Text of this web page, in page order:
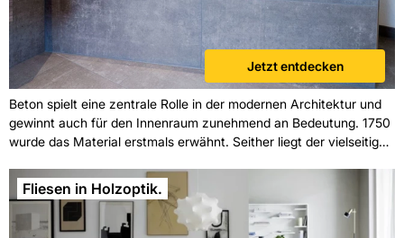
Jetzt entdecken
Beton spielt eine zentrale Rolle in der modernen Architektur und
gewinnt auch für den Innenraum zunehmend an Bedeutung. 1750
wurde das Material erstmals erwähnt. Seither liegt der vielseitige
Fliesen in Holzoptik.